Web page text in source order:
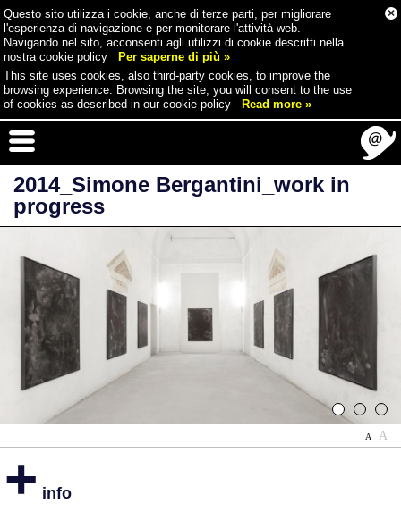
Questo sito utilizza i cookie, anche di terze parti, per migliorare
l'esperienza di navigazione e per monitorare l'attività web.
Navigando nel sito, acconsenti agli utilizzi di cookie descritti nella
nostra cookie policy
Per saperne di più »
This site uses cookies, also third-party cookies, to improve the
browsing experience. Browsing the site, you will consent to the use
of cookies as described in our cookie policy
Read more »
×
2014_Simone Bergantini_work in
progress
A A
+ info